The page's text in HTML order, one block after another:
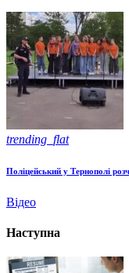
trending_flat
Поліцейський у Тернополі
Відео
Наступна